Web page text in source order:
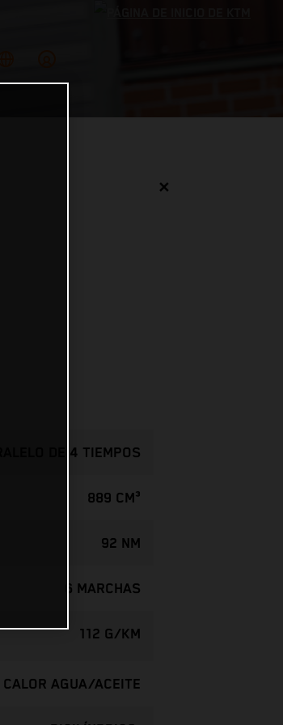
✕
DE 4 TIEMPOS
889 CM³
92 NM
6 MARCHAS
112 G/KM
CALOR AGUA/ACEITE